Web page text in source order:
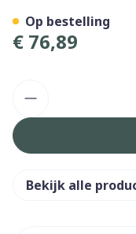
€ 76,89
Op bestelling
Bekijk alle